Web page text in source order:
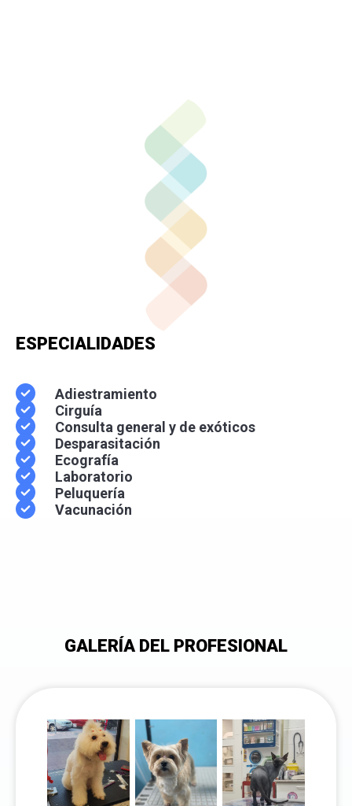
ESPECIALIDADES
Adiestramiento
Cirguía
Consulta general y de exóticos
Desparasitación
Ecografía
Laboratorio
Peluquería
Vacunación
GALERÍA DEL PROFESIONAL